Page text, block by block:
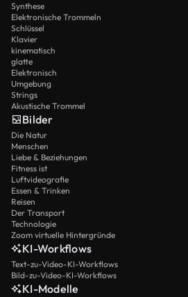
Synthese
Elektronische Trommeln
Schlüssel
Klavier
kinematisch
glatte
Elektronisch
Umgebung
Strings
Akustische Trommel
Bilder
Die Natur
Menschen
Liebe & Beziehungen
Fitness ist
Luftvideografie
Essen & Trinken
Reisen
Der Transport
Technologie
Zoom virtuelle Hintergründe
KI-Workflows
Text-zu-Video-KI-Workflows
Bild-zu-Video-KI-Workflows
KI-Modelle